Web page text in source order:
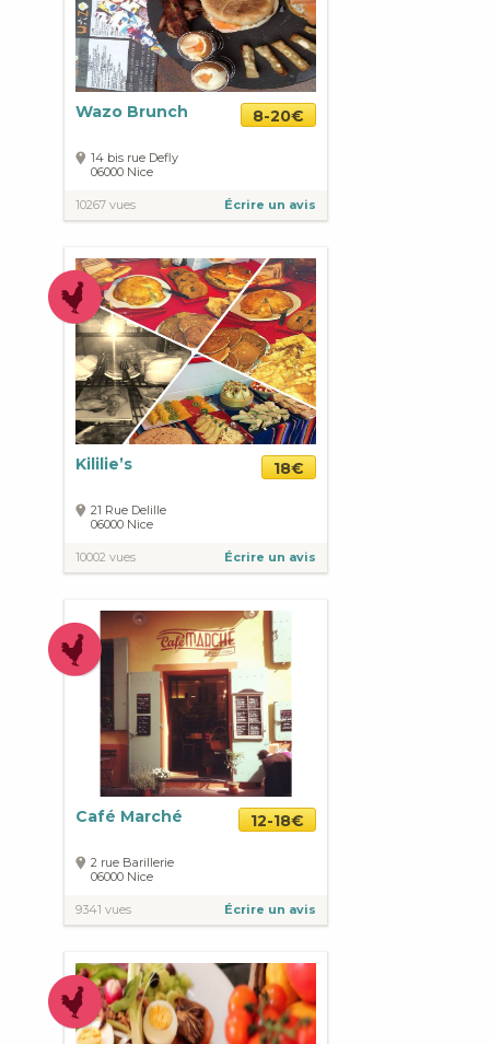
Wazo Brunch 8-20€
14 bis rue Defly
06000 Nice
10267 vues Écrire un avis
Kililie’s 18€
21 Rue Delille
06000 Nice
10002 vues Écrire un avis
Café Marché 12-18€
2 rue Barillerie
06000 Nice
9341 vues Écrire un avis